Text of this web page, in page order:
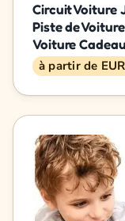
Circuit Voiture
Piste de
Voiture
à partir de